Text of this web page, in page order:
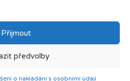
Přijmout
předvolby
o nakládání s osobními údaji